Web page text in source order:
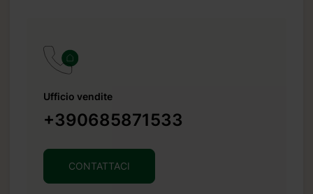
Ufficio vendite
+390685871533
CONTATTACI